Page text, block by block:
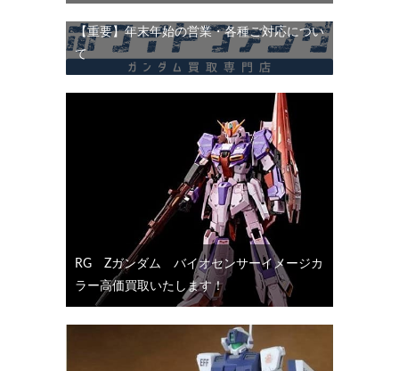
【重要】年末年始の営業・各種ご対応につい
て
RG Ζガンダム バイオセンサーイメージカ
ラー高価買取いたします！